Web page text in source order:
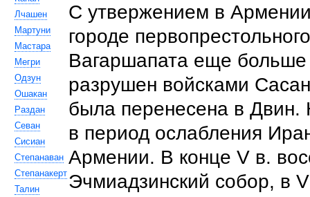
Лчашен
Мартуни
Мастара
Мегри
Одзун
Ошакан
Раздан
Севан
Сисиан
Степанаван
Степанакерт
Талин
С утвержением в
городе
Вагаршапата еще больше
разрушен войсками
была перенесена в Двин.
в период ослабления
Армении. В конце V в.
Эчмиадзинский собор, в